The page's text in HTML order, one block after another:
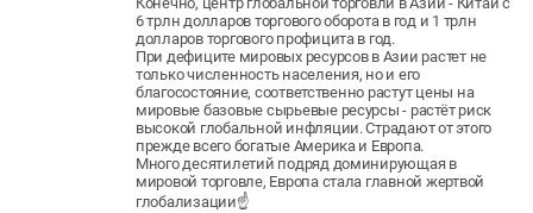
6 трлн долларов торгового оборота в год и 1 трлн
долларов торгового профицита в год.
При дефиците мировых ресурсов в Азии растет не
только численность населения, но и его
благосостояние, соответственно растут цены на
мировые базовые сырьевые ресурсы - растёт риск
высокой глобальной инфляции. Страдают от этого
прежде всего богатые Америка и Европа.
Много десятилетий подряд доминирующая в
мировой торговле, Европа стала главной жертвой
глобализации☝️